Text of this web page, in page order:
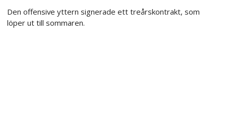
Den offensive yttern signerade ett treårskontrakt, som
löper ut till sommaren.